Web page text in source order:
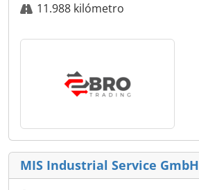
11.988 kilómetro
MIS Industrial Service GmbH